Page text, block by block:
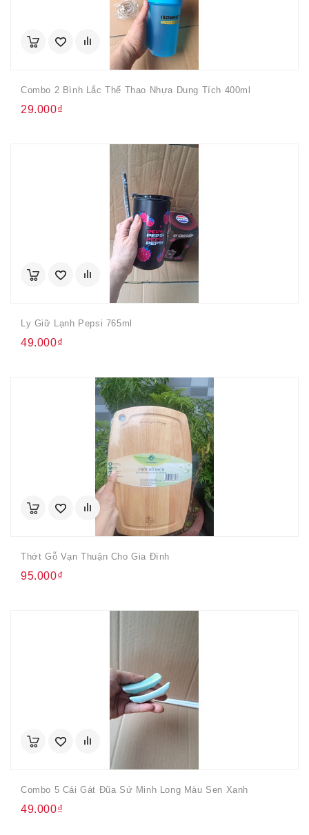
Combo 2 Bình Lắc Thể Thao Nhựa Dung Tích 400ml
29.000₫
Ly Giữ Lạnh Pepsi 765ml
49.000₫
Thớt Gỗ Vạn Thuận Cho Gia Đình
95.000₫
Combo 5 Cái Gát Đũa Sứ Minh Long Màu Sen Xanh
49.000₫